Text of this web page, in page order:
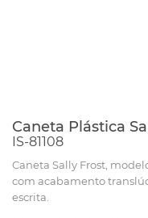
Caneta Plástica
IS-81108
Caneta Sally Frost,
com acabamento
escrita.